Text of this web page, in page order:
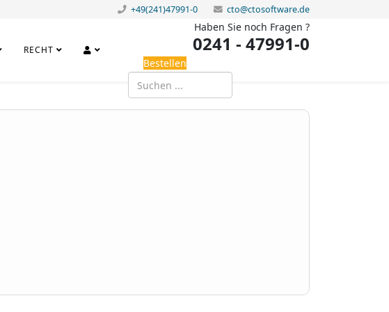
+49(241)47991-0 cto@ctosoftware.de
RECHT
Haben Sie noch Fragen ?
0241 - 47991-0
Bestellen